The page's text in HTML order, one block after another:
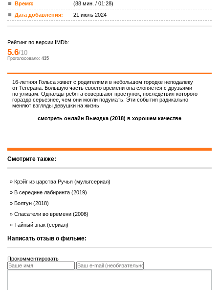
Время:
(88 мин. / 01:28)
Дата добавления:
21 июль 2024
Рейтинг по версии IMDb:
5.6/10
Проголосовало: 435
16-летняя Гольса живет с родителями в небольшом городке неподалеку
от Тегерана. Большую часть своего времени она слоняется с друзьями
по улицам. Однажды ребята совершают проступок, последствия которого
гораздо серьезнее, чем они могли подумать. Эти события радикально
меняют взгляды девушки на жизнь.
смотреть онлайн Выездка (2018) в хорошем качестве
Смотрите также:
Крэйг из царства Ручья (мультсериал)
В середине лабиринта (2019)
Болтун (2018)
Спасатели во времени (2008)
Тайный знак (сериал)
Написать отзыв о фильме:
Прокомментировать